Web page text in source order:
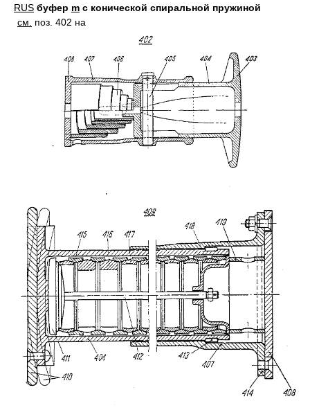
RUS буфер m с конической спиральной пружиной
см. поз. 402 на